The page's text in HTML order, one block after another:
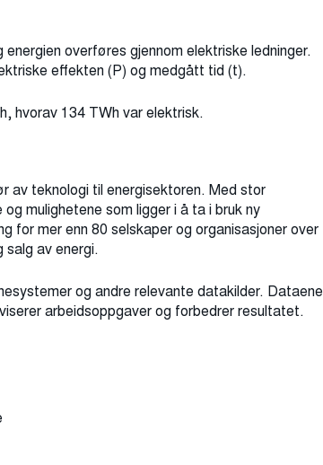
overføres gjennom elektriske ledninger.
effekten (P) og medgått tid (t).
hvorav 134 TWh var elektrisk.
av teknologi til energisektoren. Med stor
mulighetene som ligger i å ta i bruk ny
for mer enn 80 selskaper og organisasjoner over
salg av energi.
og andre relevante datakilder. Dataene
arbeidsoppgaver og forbedrer resultatet.